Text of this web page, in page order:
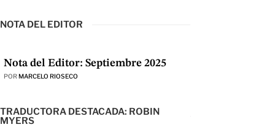
NOTA DEL EDITOR
Nota del Editor: Septiembre 2025
PORMARCELO RIOSECO
TRADUCTORA DESTACADA: ROBIN
MYERS